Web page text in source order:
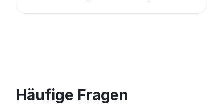
Häufige Fragen